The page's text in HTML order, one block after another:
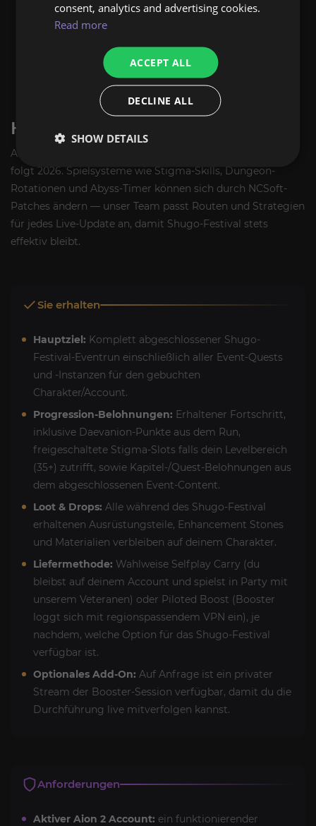
oder Tower-Läufe.
Der Boost läuft im vereinbarten Zeitslot; optional
Du verifizierst den Abschluss beim Login; Loot, Gear
und Kinah aus dem Shugo-Festival bleiben auf
deinem Account.
HINWEIS ZUM SERVICE
Aion 2 ist aktuell in KR/TW live; globale Veröffentlichung
folgt 2026. Spielsysteme wie Stigma-Skills, Dungeon-
Rotationen und Abyss-Timer können sich durch NCSoft-
Patches ändern — unser Team passt Routen und Strategien
für jedes Live-Update an, damit Shugo-Festival stets
effektiv bleibt.
Sie erhalten
Hauptziel: Komplett abgeschlossener Shugo-
Festival-Eventrun einschließlich aller Event-Quests
und -Instanzen für den gebuchten
Charakter/Account.
Progression-Belohnungen: Erhaltener Fortschritt,
inklusive Daevanion-Punkte aus dem Run,
freigeschaltete Stigma-Slots falls dein Levelbereich
(35+) zutrifft, sowie Kapitel-/Quest-Belohnungen aus
dem abgeschlossenen Event-Content.
Loot & Drops: Alle während des Shugo-Festival
erhaltenen Ausrüstungsteile, Enhancement Stones
und Materialien verbleiben auf deinem Charakter.
Liefermethode: Wahlweise Selfplay Carry (du
bleibst auf deinem Account und spielst in Party mit
unserem Veteranen) oder Piloted Boost (Booster
loggt sich mit regionspassendem VPN ein), je
nachdem, welche Option für das Shugo-Festival
verfügbar ist.
Optionales Add-On: Auf Anfrage ist ein privater
Stream der Booster-Session verfügbar, damit du die
Durchführung live mitverfolgen kannst.
Anforderungen
Aktiver Aion 2 Account: ein funktionierender
consent, analytics and advertising cookies.
Read more
ACCEPT ALL
DECLINE ALL
SHOW DETAILS